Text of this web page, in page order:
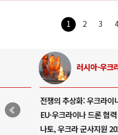
1 2 3
러시아-우크라이나 전쟁
전쟁의 추상화: 우크라이나, 대리전
EU·우크라이나 드론 협력 직후, 러시
나토, 우크라 군사지원 2027년까지